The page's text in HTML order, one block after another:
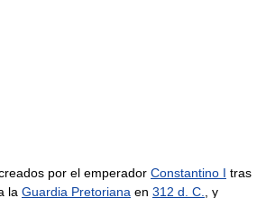
por el emperador Constantino I tras
la Guardia Pretoriana en 312 d. C.
, y